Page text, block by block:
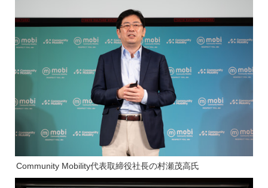
Community Mobility代表取締役社長の村瀬茂高氏